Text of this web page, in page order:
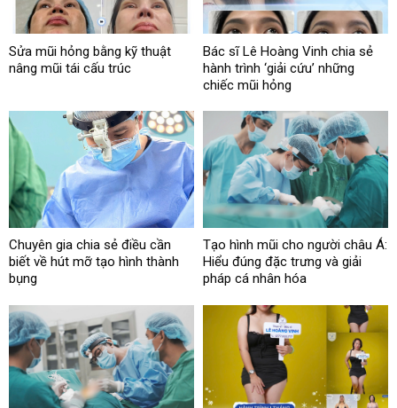
Sửa mũi hỏng bằng kỹ thuật
nâng mũi tái cấu trúc
Bác sĩ Lê Hoàng Vinh chia sẻ
hành trình ‘giải cứu’ những
chiếc mũi hỏng
Chuyên gia chia sẻ điều cần
biết về hút mỡ tạo hình thành
bụng
Tạo hình mũi cho người châu Á:
Hiểu đúng đặc trưng và giải
pháp cá nhân hóa